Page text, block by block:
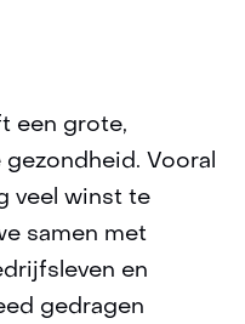
een grote,
Vooral
veel winst te
samen met
en
gedragen